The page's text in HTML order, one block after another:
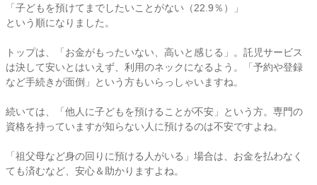
「子どもを預けてまでしたいことがない（22.9％）」
という順になりました。
トップは、「お金がもったいない、高いと感じる」。託児サービス
は決して安いとはいえず、利用のネックになるよう。「予約や登録
など手続きが面倒」という方もいらっしゃいますね。
続いては、「他人に子どもを預けることが不安」という方。専門の
資格を持っていますが知らない人に預けるのは不安ですよね。
「祖父母など身の回りに預ける人がいる」場合は、お金を払わなく
ても済むなど、安心＆助かりますよね。